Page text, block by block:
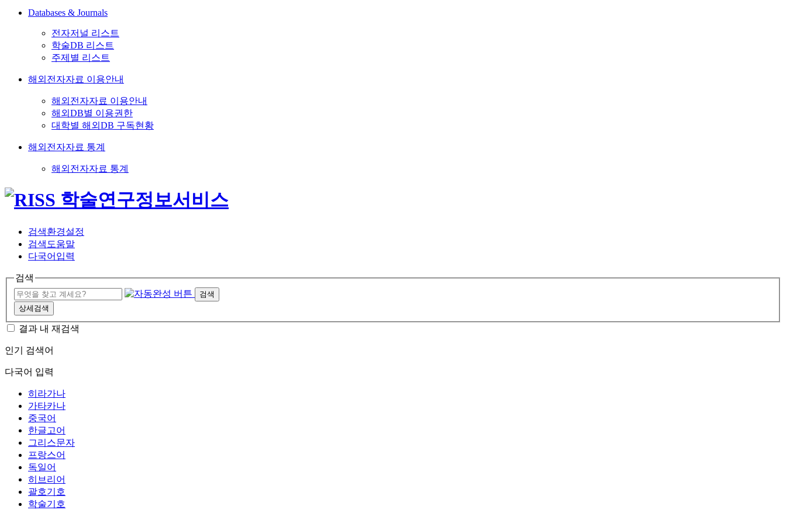
Databases & Journals
전자저널 리스트
학술DB 리스트
주제별 리스트
해외전자자료 이용안내
해외전자자료 이용안내
해외DB별 이용권한
대학별 해외DB 구독현황
해외전자자료 통계
해외전자자료 통계
검색환경설정
검색도움말
다국어입력
검색
검색
상세검색
결과 내 재검색
인기 검색어
다국어 입력
히라가나
가타카나
중국어
한글고어
그리스문자
프랑스어
독일어
히브리어
괄호기호
학술기호